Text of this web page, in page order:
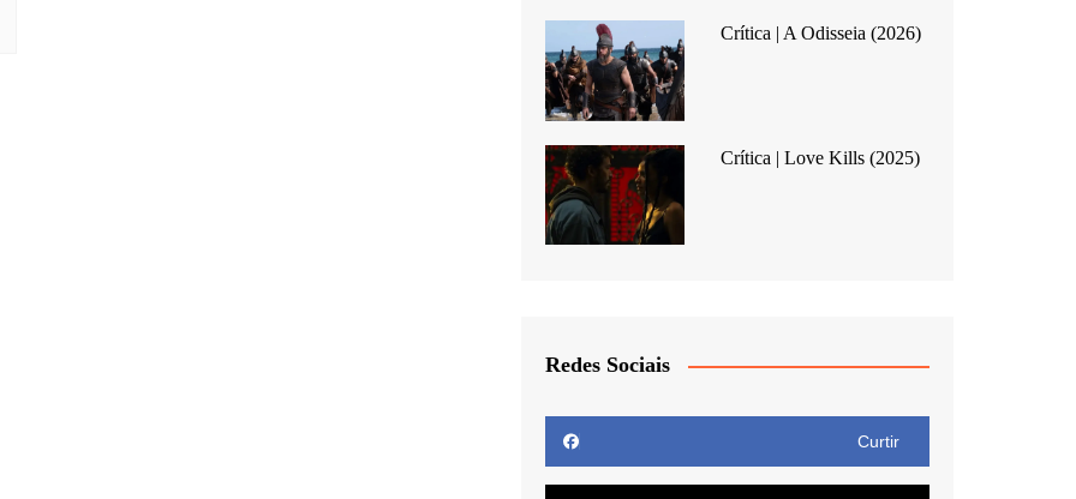
Crítica | A Odisseia (2026)
Crítica | Love Kills (2025)
Redes Sociais
Curtir